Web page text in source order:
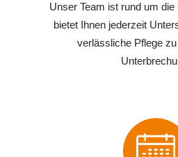
Unser Team ist rund um
bietet Ihnen jederzeit
verlässliche Pflege